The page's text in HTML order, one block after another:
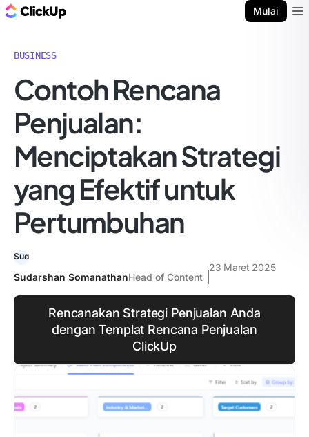
Mulai
BUSINESS
Contoh Rencana
Penjualan:
Menciptakan Strategi
yang Efektif untuk
Pertumbuhan
Sudarshan SomanathanHead of Content
23 Maret 2025
Rencanakan Strategi Penjualan Anda
dengan Templat Rencana Penjualan
ClickUp